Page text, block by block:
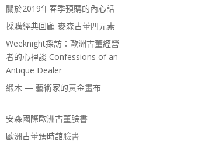
關於2019年春季預購的內心話
採購經典回顧-麥森古董四元素
Weeknight採訪：歐洲古董經營
者的心裡談 Confessions of an
Antique Dealer
緞木 — 藝術家的黃金畫布
安森國際歐洲古董臉書
歐洲古董臻時舘臉書